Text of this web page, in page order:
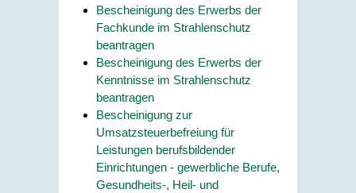
Bescheinigung des Erwerbs der
Fachkunde im Strahlenschutz
beantragen
Bescheinigung des Erwerbs der
Kenntnisse im Strahlenschutz
beantragen
Bescheinigung zur
Umsatzsteuerbefreiung für
Leistungen berufsbildender
Einrichtungen - gewerbliche Berufe,
Gesundheits-, Heil- und